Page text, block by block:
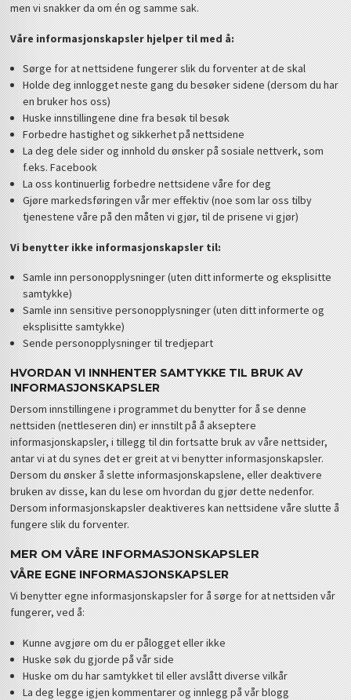
men vi snakker da om én og samme sak.
Våre informasjonskapsler hjelper til med å:
Sørge for at nettsidene fungerer slik du forventer at de skal
Holde deg innlogget neste gang du besøker sidene (dersom du har
en bruker hos oss)
Huske innstillingene dine fra besøk til besøk
Forbedre hastighet og sikkerhet på nettsidene
La deg dele sider og innhold du ønsker på sosiale nettverk, som
f.eks. Facebook
La oss kontinuerlig forbedre nettsidene våre for deg
Gjøre markedsføringen vår mer effektiv (noe som lar oss tilby
tjenestene våre på den måten vi gjør, til de prisene vi gjør)
Vi benytter ikke informasjonskapsler til:
Samle inn personopplysninger (uten ditt informerte og eksplisitte
samtykke)
Samle inn sensitive personopplysninger (uten ditt informerte og
eksplisitte samtykke)
Sende personopplysninger til tredjepart
HVORDAN VI INNHENTER SAMTYKKE TIL BRUK AV
INFORMASJONSKAPSLER
Dersom innstillingene i programmet du benytter for å se denne
nettsiden (nettleseren din) er innstilt på å akseptere
informasjonskapsler, i tillegg til din fortsatte bruk av våre nettsider,
antar vi at du synes det er greit at vi benytter informasjonskapsler.
Dersom du ønsker å slette informasjonskapslene, eller deaktivere
bruken av disse, kan du lese om hvordan du gjør dette nedenfor.
Dersom informasjonskapsler deaktiveres kan nettsidene våre slutte å
fungere slik du forventer.
MER OM VÅRE INFORMASJONSKAPSLER
VÅRE EGNE INFORMASJONSKAPSLER
Vi benytter egne informasjonskapsler for å sørge for at nettsiden vår
fungerer, ved å:
Kunne avgjøre om du er pålogget eller ikke
Huske søk du gjorde på vår side
Huske om du har samtykket til eller avslått diverse vilkår
La deg legge igjen kommentarer og innlegg på vår blogg